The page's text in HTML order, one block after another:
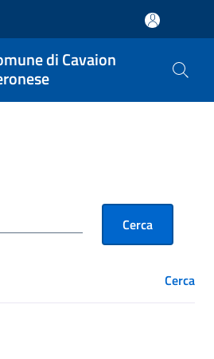
di Cavaion
Cerca
Cerca